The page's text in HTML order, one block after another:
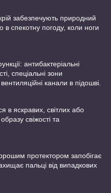
забезпечують природний
спекотну погоду, коли ноги
антибактеріальні
спеціальні зони
канали в підошві.
в яскравих, світлих або
свіжості та
протектором запобігає
пальці від випадкових